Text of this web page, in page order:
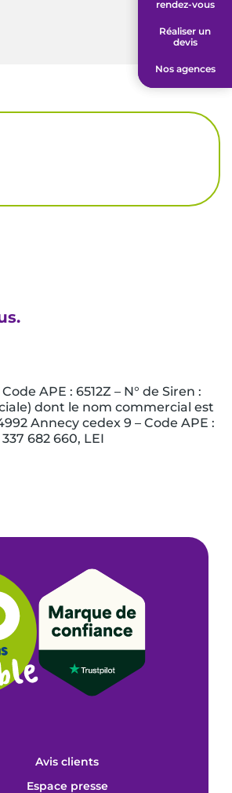
APE : 6512Z – N° de Siren :
dont le nom commercial est
Annecy cedex 9 – Code APE :
682 660, LEI
rendez-vous
Réaliser un
devis
Nos agences
Avis clients
Espace presse
rendez-vous
Réaliser un
devis
Nos agences